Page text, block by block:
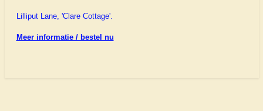
Lilliput Lane, 'Clare Cottage'.
Meer informatie / bestel nu